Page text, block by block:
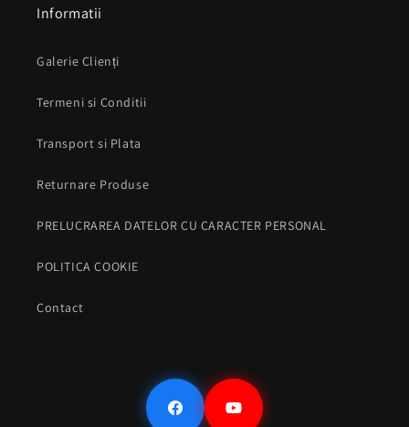
Informatii
Galerie Clienți
Termeni si Conditii
Transport si Plata
Returnare Produse
PRELUCRAREA DATELOR CU CARACTER PERSONAL
POLITICA COOKIE
Contact
FacebookYouTube